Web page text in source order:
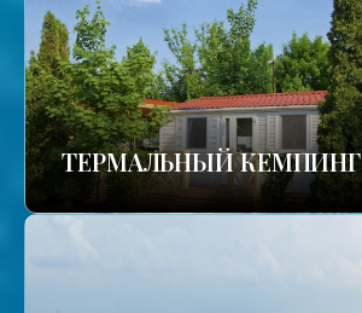
ТЕРМАЛЬНЫЙ КЕМПИНГ